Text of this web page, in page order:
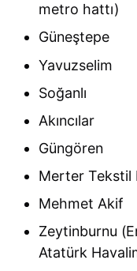
metro hattı)
Güneştepe
Yavuzselim
Soğanlı
Akıncılar
Güngören
Merter Tekstil
Mehmet Akif
Zeytinburnu
Atatürk